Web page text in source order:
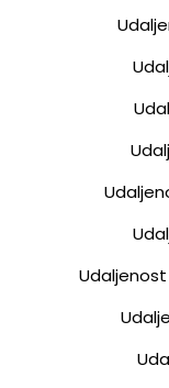
Udaljenost